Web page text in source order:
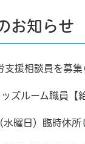
お知らせ
支援相談員を募
ズルーム職員【
水曜日）臨時休